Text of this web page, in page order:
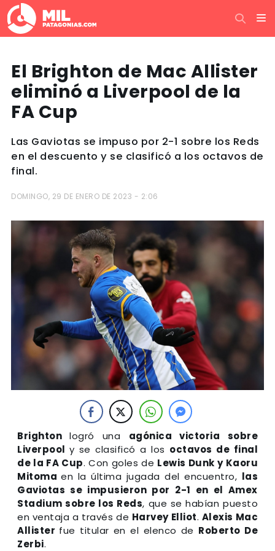
El Brighton de Mac Allister
eliminó a Liverpool de la
FA Cup
Las Gaviotas se impuso por 2-1 sobre los Reds
en el descuento y se clasificó a los octavos de
final.
DOMINGO, 29 DE ENERO DE 2023 - 2:06
Brightonlogró una agónica victoria sobre
Liverpool y se clasificó a los octavos de final
de la FA Cup. Con goles de Lewis Dunk y Kaoru
Mitomaen la última jugada del encuentro, las
Gaviotas se impusieron por 2-1 en el Amex
Stadium sobre los Reds, que se habían puesto
en ventaja a través de Harvey Elliot. Alexis Mac
Allister fue titular en el elenco de Roberto De
Zerbi.